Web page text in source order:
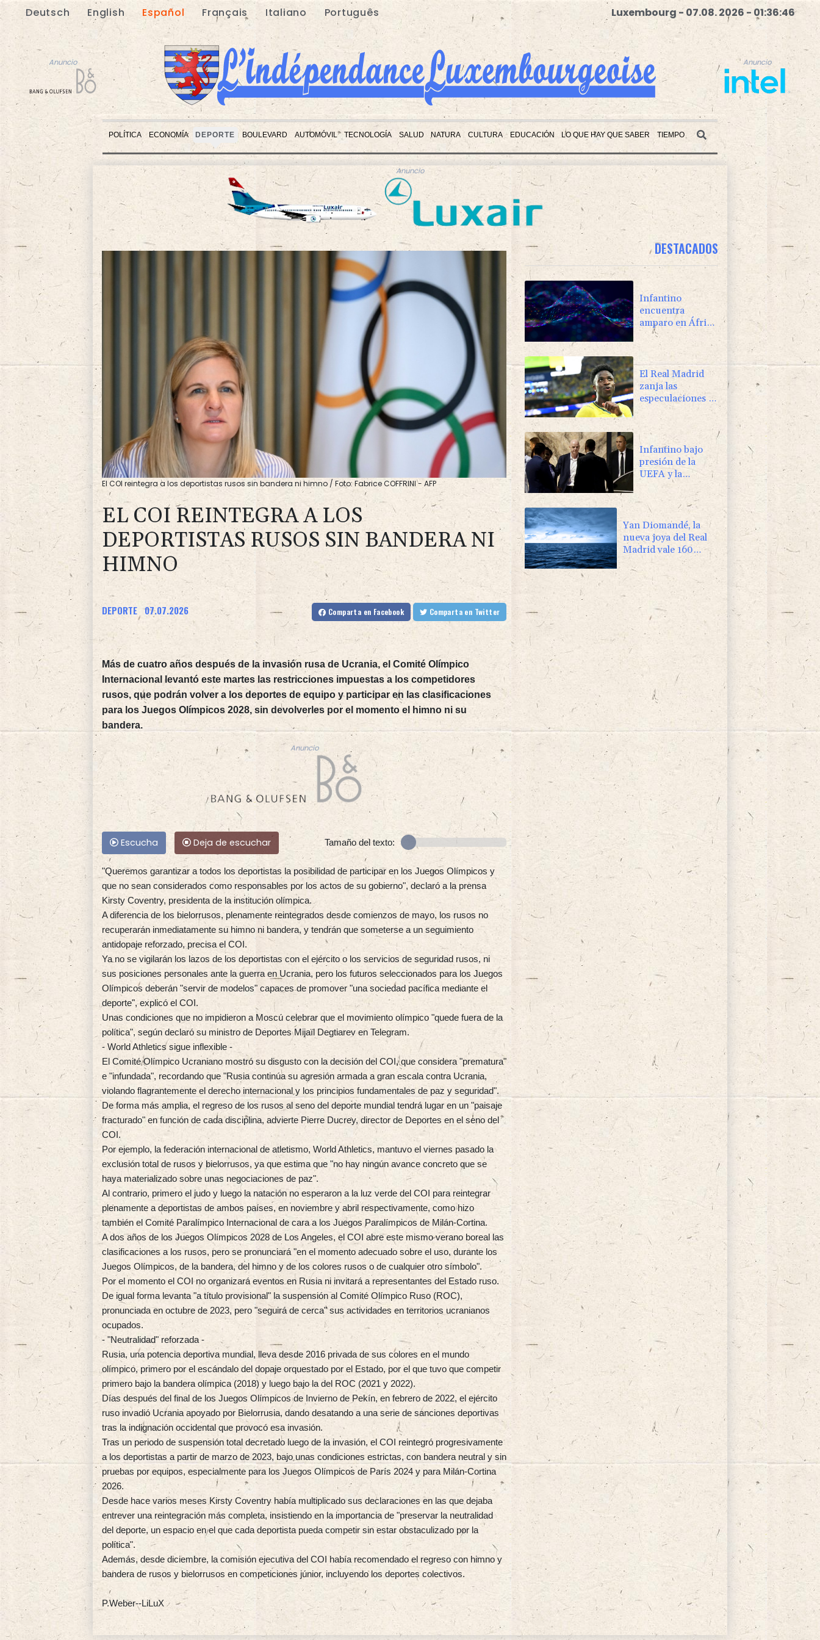
Deutsch English Español Français Italiano Português Luxembourg - 07.08. 2026 - 01:36:47
Anuncio Anuncio
POLÍTICA ECONOMÍA DEPORTE BOULEVARD AUTOMÓVIL TECNOLOGÍA SALUD NATURA CULTURA EDUCACIÓN LO QUE HAY QUE SABER TIEMPO
Anuncio
Anuncio
El COI reintegra a los deportistas rusos sin bandera ni himno / Foto: Fabrice COFFRINI - AFP
EL COI REINTEGRA A LOS
DEPORTISTAS RUSOS SIN BANDERA NI
HIMNO
DEPORTE 07.07.2026 Comparta en Facebook Comparta en Twitter
Más de cuatro años después de la invasión rusa de Ucrania, el Comité Olímpico
Internacional levantó este martes las restricciones impuestas a los competidores
rusos, que podrán volver a los deportes de equipo y participar en las clasificaciones
para los Juegos Olímpicos 2028, sin devolverles por el momento el himno ni su
bandera.
Anuncio
Escucha Deja de escuchar Tamaño del texto:
"Queremos garantizar a todos los deportistas la posibilidad de participar en los Juegos Olímpicos y
que no sean considerados como responsables por los actos de su gobierno", declaró a la prensa
Kirsty Coventry, presidenta de la institución olímpica.
A diferencia de los bielorrusos, plenamente reintegrados desde comienzos de mayo, los rusos no
recuperarán inmediatamente su himno ni bandera, y tendrán que someterse a un seguimiento
antidopaje reforzado, precisa el COI.
Ya no se vigilarán los lazos de los deportistas con el ejército o los servicios de seguridad rusos, ni
sus posiciones personales ante la guerra en Ucrania, pero los futuros seleccionados para los Juegos
Olímpicos deberán "servir de modelos" capaces de promover "una sociedad pacífica mediante el
deporte", explicó el COI.
Unas condiciones que no impidieron a Moscú celebrar que el movimiento olímpico "quede fuera de la
política", según declaró su ministro de Deportes Mijaïl Degtiarev en Telegram.
- World Athletics sigue inflexible -
El Comité Olímpico Ucraniano mostró su disgusto con la decisión del COI, que considera "prematura"
e "infundada", recordando que "Rusia continúa su agresión armada a gran escala contra Ucrania,
violando flagrantemente el derecho internacional y los principios fundamentales de paz y seguridad".
De forma más amplia, el regreso de los rusos al seno del deporte mundial tendrá lugar en un "paisaje
fracturado" en función de cada disciplina, advierte Pierre Ducrey, director de Deportes en el seno del
COI.
Por ejemplo, la federación internacional de atletismo, World Athletics, mantuvo el viernes pasado la
exclusión total de rusos y bielorrusos, ya que estima que "no hay ningún avance concreto que se
haya materializado sobre unas negociaciones de paz".
Al contrario, primero el judo y luego la natación no esperaron a la luz verde del COI para reintegrar
plenamente a deportistas de ambos países, en noviembre y abril respectivamente, como hizo
también el Comité Paralímpico Internacional de cara a los Juegos Paralímpicos de Milán-Cortina.
A dos años de los Juegos Olímpicos 2028 de Los Angeles, el COI abre este mismo verano boreal las
clasificaciones a los rusos, pero se pronunciará "en el momento adecuado sobre el uso, durante los
Juegos Olímpicos, de la bandera, del himno y de los colores rusos o de cualquier otro símbolo".
Por el momento el COI no organizará eventos en Rusia ni invitará a representantes del Estado ruso.
De igual forma levanta "a título provisional" la suspensión al Comité Olímpico Ruso (ROC),
pronunciada en octubre de 2023, pero "seguirá de cerca" sus actividades en territorios ucranianos
ocupados.
- "Neutralidad" reforzada -
Rusia, una potencia deportiva mundial, lleva desde 2016 privada de sus colores en el mundo
olímpico, primero por el escándalo del dopaje orquestado por el Estado, por el que tuvo que competir
primero bajo la bandera olímpica (2018) y luego bajo la del ROC (2021 y 2022).
Días después del final de los Juegos Olímpicos de Invierno de Pekín, en febrero de 2022, el ejército
ruso invadió Ucrania apoyado por Bielorrusia, dando desatando a una serie de sanciones deportivas
tras la indignación occidental que provocó esa invasión.
Tras un periodo de suspensión total decretado luego de la invasión, el COI reintegró progresivamente
a los deportistas a partir de marzo de 2023, bajo unas condiciones estrictas, con bandera neutral y sin
pruebas por equipos, especialmente para los Juegos Olímpicos de París 2024 y para Milán-Cortina
2026.
Desde hace varios meses Kirsty Coventry había multiplicado sus declaraciones en las que dejaba
entrever una reintegración más completa, insistiendo en la importancia de "preservar la neutralidad
del deporte, un espacio en el que cada deportista pueda competir sin estar obstaculizado por la
política".
Además, desde diciembre, la comisión ejecutiva del COI había recomendado el regreso con himno y
bandera de rusos y bielorrusos en competiciones júnior, incluyendo los deportes colectivos.
P.Weber--LiLuX
DESTACADOS
Infantino
encuentra
amparo en África
ante la presión de
la UEFA
El Real Madrid
zanja las
especulaciones y
renueva a
Vinícius hasta
2032
Infantino bajo
presión de la
UEFA y la
Conmebol
Yan Diomandé, la
nueva joya del Real
Madrid vale 160
millones de dólares